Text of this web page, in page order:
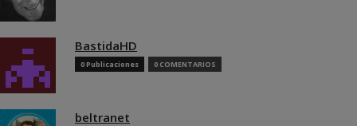
BastidaHD
0 Publicaciones 0 COMENTARIOS
beltranet